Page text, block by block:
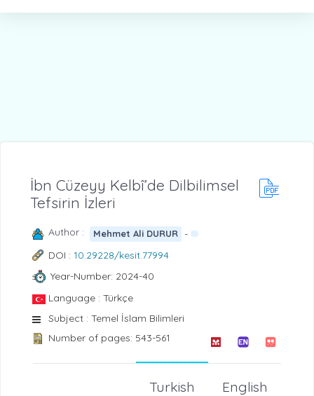
İbn Cüzeyy Kelbî’de Dilbilimsel
Tefsirin İzleri
Author : Mehmet Ali DURUR
-
DOI : 10.29228/kesit.77994
Year-Number: 2024-40
Language : Türkçe
Subject : Temel İslam Bilimleri
Number of pages: 543-561
English
Turkish